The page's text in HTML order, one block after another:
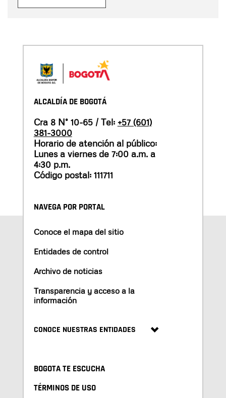
ALCALDÍA DE BOGOTÁ
Cra 8 N° 10-65 / Tel: +57 (601)
381-3000
Horario de atención al público:
Lunes a viernes de 7:00 a.m. a
4:30 p.m.
Código postal: 111711
NAVEGA POR PORTAL
Conoce el mapa del sitio
Entidades de control
Archivo de noticias
Transparencia y acceso a la
información
CONOCE NUESTRAS ENTIDADES
BOGOTA TE ESCUCHA
TÉRMINOS DE USO